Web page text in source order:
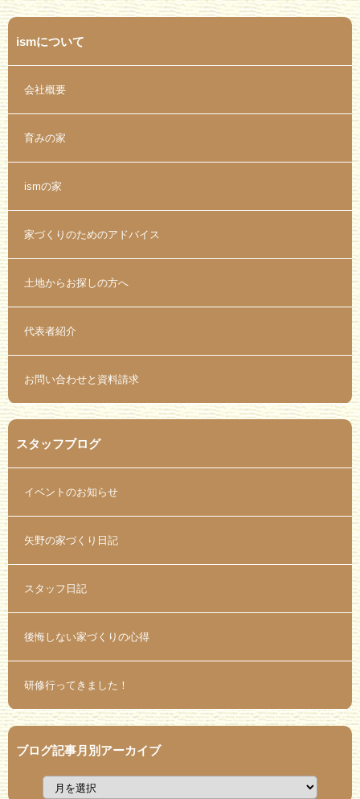
ismについて
会社概要
育みの家
ismの家
家づくりのためのアドバイス
土地からお探しの方へ
代表者紹介
お問い合わせと資料請求
スタッフブログ
イベントのお知らせ
矢野の家づくり日記
スタッフ日記
後悔しない家づくりの心得
研修行ってきました！
ブログ記事月別アーカイブ